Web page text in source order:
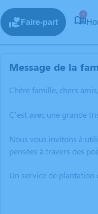
Faire-part
4
Message de la
Chère famille, chers amis,
C’est avec une grande
Nous vous invitons à
pensées à travers des
Un service de plantation